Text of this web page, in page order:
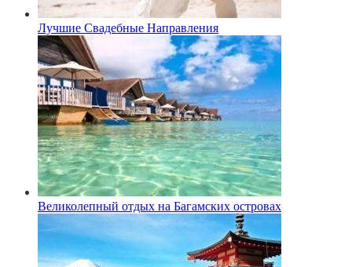
Лучшие Свадебные Направления
Великолепный отдых на Багамских островах